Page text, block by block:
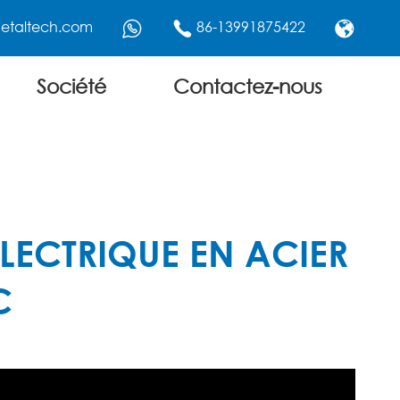
  86-13991875422 
Société Contactez-nous
EN ACIER